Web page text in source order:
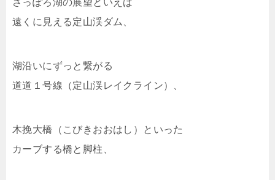
遠くに見える定山渓ダム、
湖沿いにずっと繋がる
道道１号線（定山渓レイクライン）、
木挽大橋（こびきおおはし）といった
カーブする橋と脚柱、